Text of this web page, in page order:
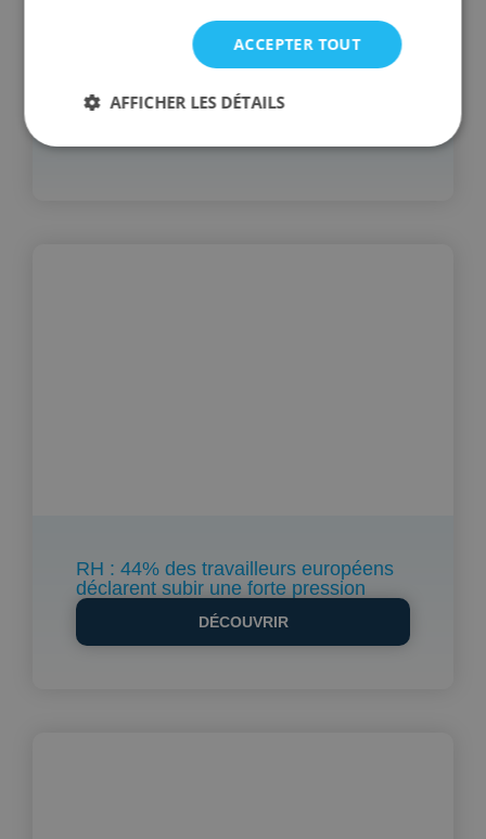
RH : 44% des travailleurs européens
déclarent subir une forte pression
DÉCOUVRIR
ACCEPTER TOUT
AFFICHER LES DÉTAILS